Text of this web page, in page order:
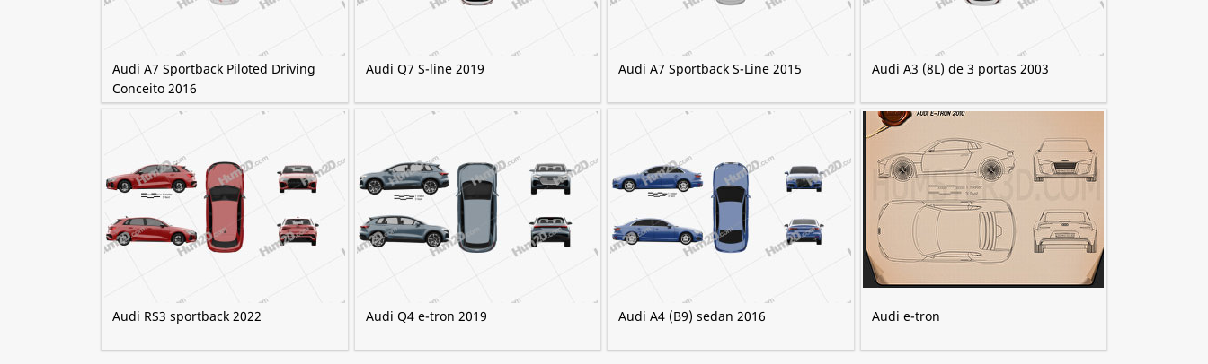
Audi A7 Sportback Piloted Driving
Conceito 2016
Audi Q7 S-line 2019 Audi A7 Sportback S-Line 2015 Audi A3 (8L) de 3 portas 2003
Audi RS3 sportback 2022 Audi Q4 e-tron 2019 Audi A4 (B9) sedan 2016 Audi e-tron